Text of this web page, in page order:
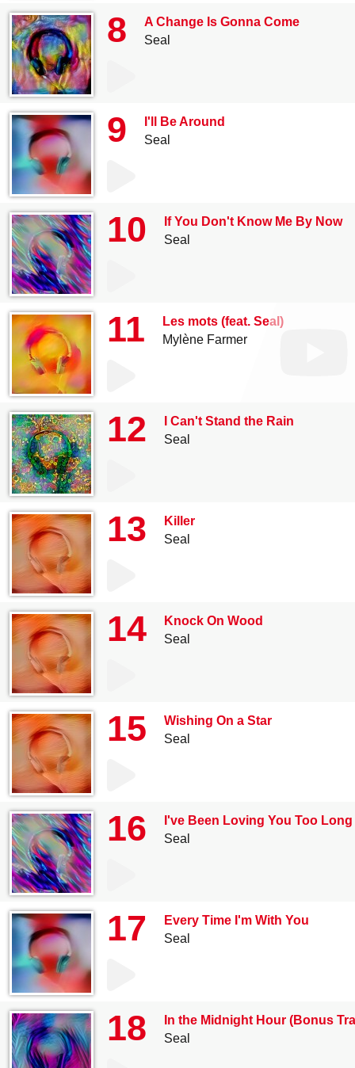
8
A Change Is Gonna Come
Seal
9
I'll Be Around
Seal
10
If You Don't Know Me By Now
Seal
11
Les mots (feat. Seal)
Mylène Farmer
12
I Can't Stand the Rain
Seal
13
Killer
Seal
14
Knock On Wood
Seal
15
Wishing On a Star
Seal
16
I've Been Loving You Too Long
Seal
17
Every Time I'm With You
Seal
18
In the Midnight Hour (Bonus
Seal